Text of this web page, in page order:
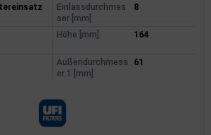
Einlassdurchmes
ser [mm]
8
Höhe [mm] 164
Außendurchmess
er 1 [mm]
61